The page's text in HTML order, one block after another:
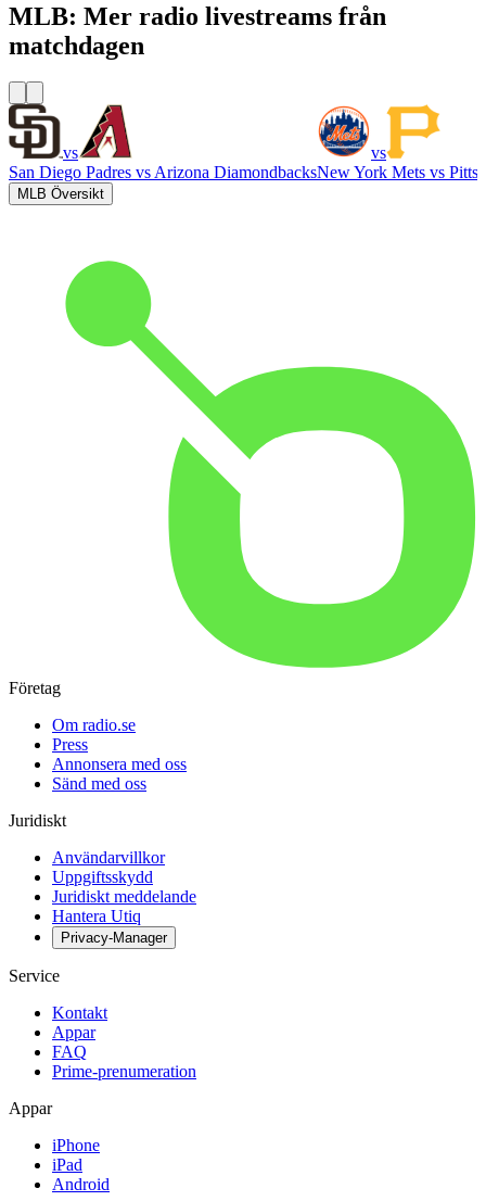
MLB: Mer radio livestreams från
matchdagen
vs
San Diego Padres vsArizona Diamondbacks
vs
New York Mets vs
MLB Översikt
Företag
Om radio.se
Press
Annonsera med oss
Sänd med oss
Juridiskt
Användarvillkor
Uppgiftsskydd
Juridiskt meddelande
Hantera Utiq
Privacy-Manager
Service
Kontakt
Appar
FAQ
Prime-prenumeration
Appar
iPhone
iPad
Android